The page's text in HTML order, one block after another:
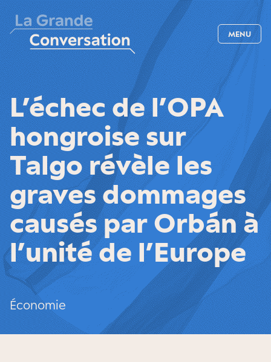
MENU
L’échec de l’OPA
hongroise sur
Talgo révèle les
graves dommages
causés par Orbán à
l’unité de l’Europe
Économie